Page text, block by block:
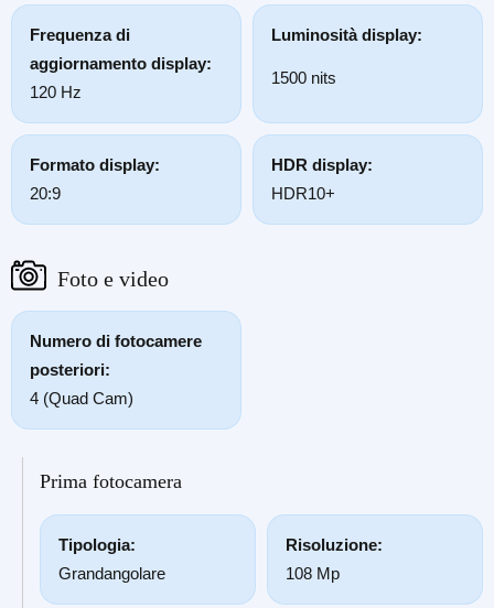
Frequenza di
aggiornamento display:
120 Hz
Luminosità display:
1500 nits
Formato display:
20:9
HDR display:
HDR10+
Foto e video
Numero di fotocamere
posteriori:
4 (Quad Cam)
Prima fotocamera
Tipologia:
Grandangolare
Risoluzione:
108 Mp